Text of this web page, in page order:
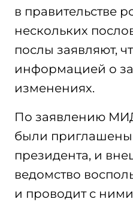
в правительстве
нескольких
послы заявляют,
информацией о
изменениях.
По заявлению
были
президента, и
ведомство
и проводит с